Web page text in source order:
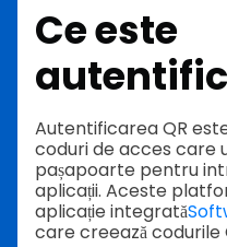
Ce este
Autentificarea QR
coduri de acces care
pașapoarte pentru
aplicații. Aceste
aplicație integrată
care creează